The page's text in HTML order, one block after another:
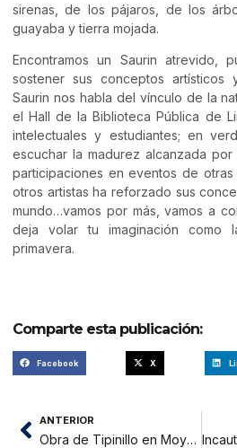
sirenas, de los pájaros, de los
guayaba y tierra mojada.
Encontramos un Saurin atrevido,
sostener sus conceptos artísticos
Saurin nos habla del vínculo de la
el Hall de la Biblioteca Pública de
intelectuales y estudiantes; en
escuchar la madurez alcanzada
participaciones en eventos de
otros artistas ha reforzado sus
mundo…vamos por más, vamos a
deja volar tu imaginación
primavera.
Comparte esta publicación:
Facebook X
ANTERIOR
Obra de Tipinillo en Moyobamba se encuentra paralizada